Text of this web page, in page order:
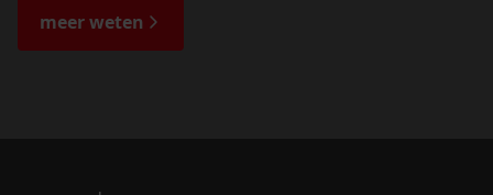
de bijzondere verhalen.
meer weten